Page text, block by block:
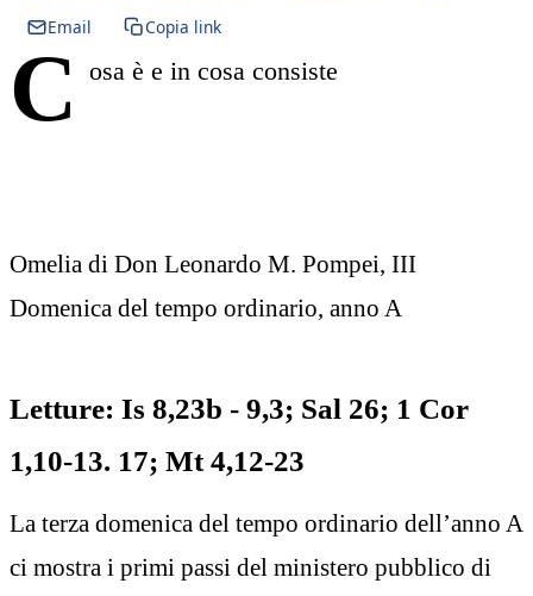
Email
Copia link
C osa è e in cosa consiste
Omelia di Don Leonardo M. Pompei, III
Domenica del tempo ordinario, anno A
Letture: Is 8,23b - 9,3; Sal 26; 1 Cor
1,10-13. 17; Mt 4,12-23
La terza domenica del tempo ordinario dell’anno A
ci mostra i primi passi del ministero pubblico di